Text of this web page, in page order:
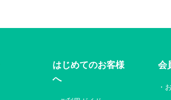
はじめてのお客様
へ
会